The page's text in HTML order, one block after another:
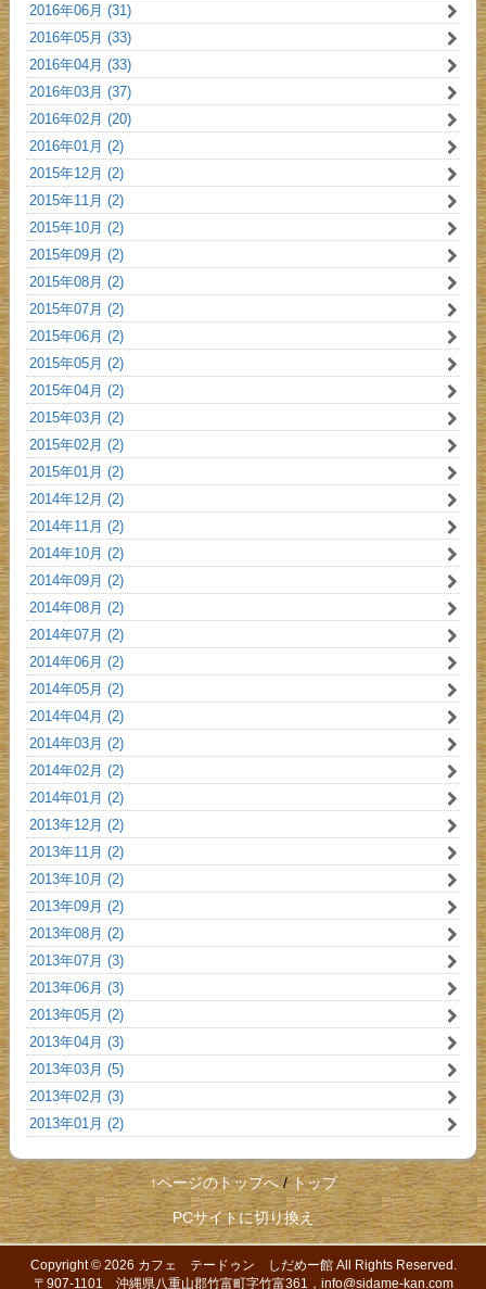
2016年06月 (31)
2016年05月 (33)
2016年04月 (33)
2016年03月 (37)
2016年02月 (20)
2016年01月 (2)
2015年12月 (2)
2015年11月 (2)
2015年10月 (2)
2015年09月 (2)
2015年08月 (2)
2015年07月 (2)
2015年06月 (2)
2015年05月 (2)
2015年04月 (2)
2015年03月 (2)
2015年02月 (2)
2015年01月 (2)
2014年12月 (2)
2014年11月 (2)
2014年10月 (2)
2014年09月 (2)
2014年08月 (2)
2014年07月 (2)
2014年06月 (2)
2014年05月 (2)
2014年04月 (2)
2014年03月 (2)
2014年02月 (2)
2014年01月 (2)
2013年12月 (2)
2013年11月 (2)
2013年10月 (2)
2013年09月 (2)
2013年08月 (2)
2013年07月 (3)
2013年06月 (3)
2013年05月 (2)
2013年04月 (3)
2013年03月 (5)
2013年02月 (3)
2013年01月 (2)
↑ページのトップへ/トップ
PCサイトに切り換え
Copyright © 2026 カフェ テードゥン しだめー館All Rights Reserved.
〒907-1101 沖縄県八重山郡竹富町字竹富361，info@sidame-kan.com